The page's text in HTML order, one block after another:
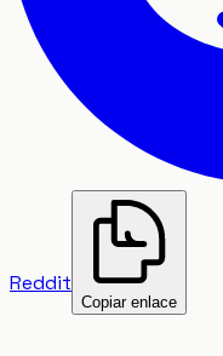
Reddit
Copiar enlace